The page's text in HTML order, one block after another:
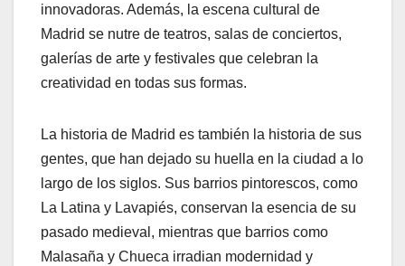
innovadoras. Además, la escena cultural de
Madrid se nutre de teatros, salas de conciertos,
galerías de arte y festivales que celebran la
creatividad en todas sus formas.
La historia de Madrid es también la historia de sus
gentes, que han dejado su huella en la ciudad a lo
largo de los siglos. Sus barrios pintorescos, como
La Latina y Lavapiés, conservan la esencia de su
pasado medieval, mientras que barrios como
Malasaña y Chueca irradian modernidad y